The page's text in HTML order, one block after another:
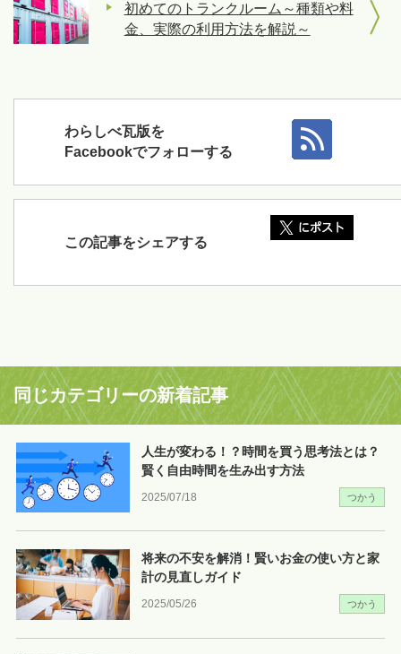
初めてのトランクルーム～種類や料
金、実際の利用方法を解説～
わらしべ瓦版を
Facebookでフォローする
この記事をシェアする
同じカテゴリーの新着記事
2025/07/18 つかう
人生が変わる！？時間を買う思考法とは？
賢く自由時間を生み出す方法
2025/05/26 つかう
将来の不安を解消！賢いお金の使い方と家
計の見直しガイド